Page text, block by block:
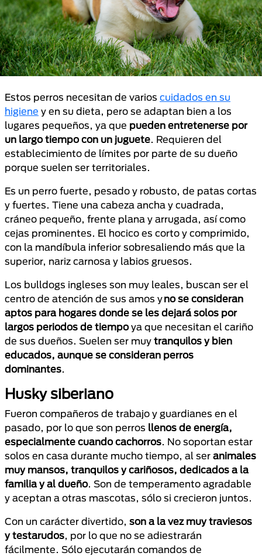
Estos perros necesitan de varios cuidados en su
higiene y en su dieta, pero se adaptan bien a los
lugares pequeños, ya que pueden entretenerse por
un largo tiempo con un juguete. Requieren del
establecimiento de límites por parte de su dueño
porque suelen ser territoriales.
Es un perro fuerte, pesado y robusto, de patas cortas
y fuertes. Tiene una cabeza ancha y cuadrada,
cráneo pequeño, frente plana y arrugada, así como
cejas prominentes. El hocico es corto y comprimido,
con la mandíbula inferior sobresaliendo más que la
superior, nariz carnosa y labios gruesos.
Los bulldogs ingleses son muy leales, buscan ser el
centro de atención de sus amos yno se consideran
aptos para hogares donde se les dejará solos por
largos periodos de tiempoya que necesitan el cariño
de sus dueños. Suelen ser muy tranquilos y bien
educados, aunque se consideran perros
dominantes.
Husky siberiano
Fueron compañeros de trabajo y guardianes en el
pasado, por lo que son perros llenos de energía,
especialmente cuando cachorros. No soportan estar
solos en casa durante mucho tiempo, al ser animales
muy mansos, tranquilos y cariñosos, dedicados a la
familia y al dueño. Son de temperamento agradable
y aceptan a otras mascotas, sólo si crecieron juntos.
Con un carácter divertido, son a la vez muy traviesos
y testarudos, por lo que no se adiestrarán
fácilmente. Sólo ejecutarán comandos de